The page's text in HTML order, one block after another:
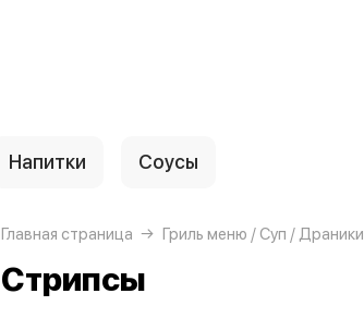
Напитки Соусы
Главная страница Гриль меню / Суп / Драники
Стрипсы